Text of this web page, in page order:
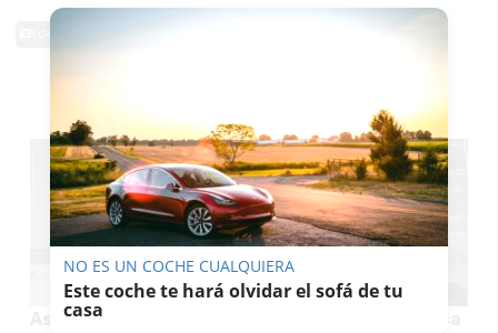
Así ha sido la entrega de premios a 'La Flamenca
NO ES UN COCHE CUALQUIERA
Este coche te hará olvidar el sofá de tu
casa